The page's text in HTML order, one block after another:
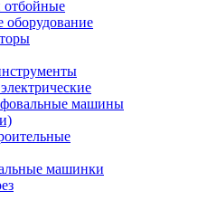
оборудование
машины
машинки